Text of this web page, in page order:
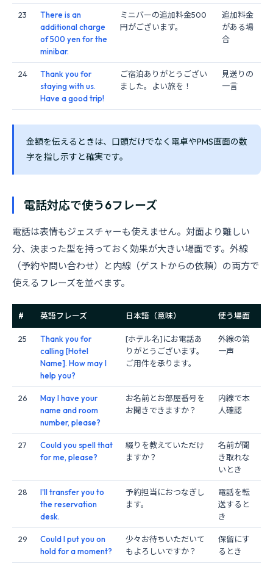
23
There is an
additional charge
of 500 yen for the
minibar.
ミニバーの追加料金500
円がございます。
追加料金
がある場
合
24
Thank you for
staying with us.
Have a good trip!
ご宿泊ありがとうござい
ました。よい旅を！
見送りの
一言
金額を伝えるときは、口頭だけでなく電卓やPMS画面の数
字を指し示すと確実です。
電話対応で使う6フレーズ
電話は表情もジェスチャーも使えません。対面より難しい
分、決まった型を持っておく効果が大きい場面です。外線
（予約や問い合わせ）と内線（ゲストからの依頼）の両方で
使えるフレーズを並べます。
# 英語フレーズ 日本語（意味） 使う場面
25
Thank you for
calling [Hotel
Name]. How may I
help you?
[ホテル名]にお電話あ
りがとうございます。
ご用件を承ります。
外線の第
一声
26
May I have your
name and room
number, please?
お名前とお部屋番号を
お聞きできますか？
内線で本
人確認
27
Could you spell that
for me, please?
綴りを教えていただけ
ますか？
名前が聞
き取れな
いとき
28
I'll transfer you to
the reservation
desk.
予約担当におつなぎし
ます。
電話を転
送すると
き
29
Could I put you on
hold for a moment?
少々お待ちいただいて
もよろしいですか？
保留にす
るとき